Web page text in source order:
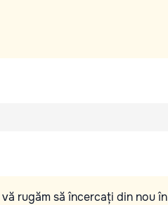
rugăm să încercați din nou în